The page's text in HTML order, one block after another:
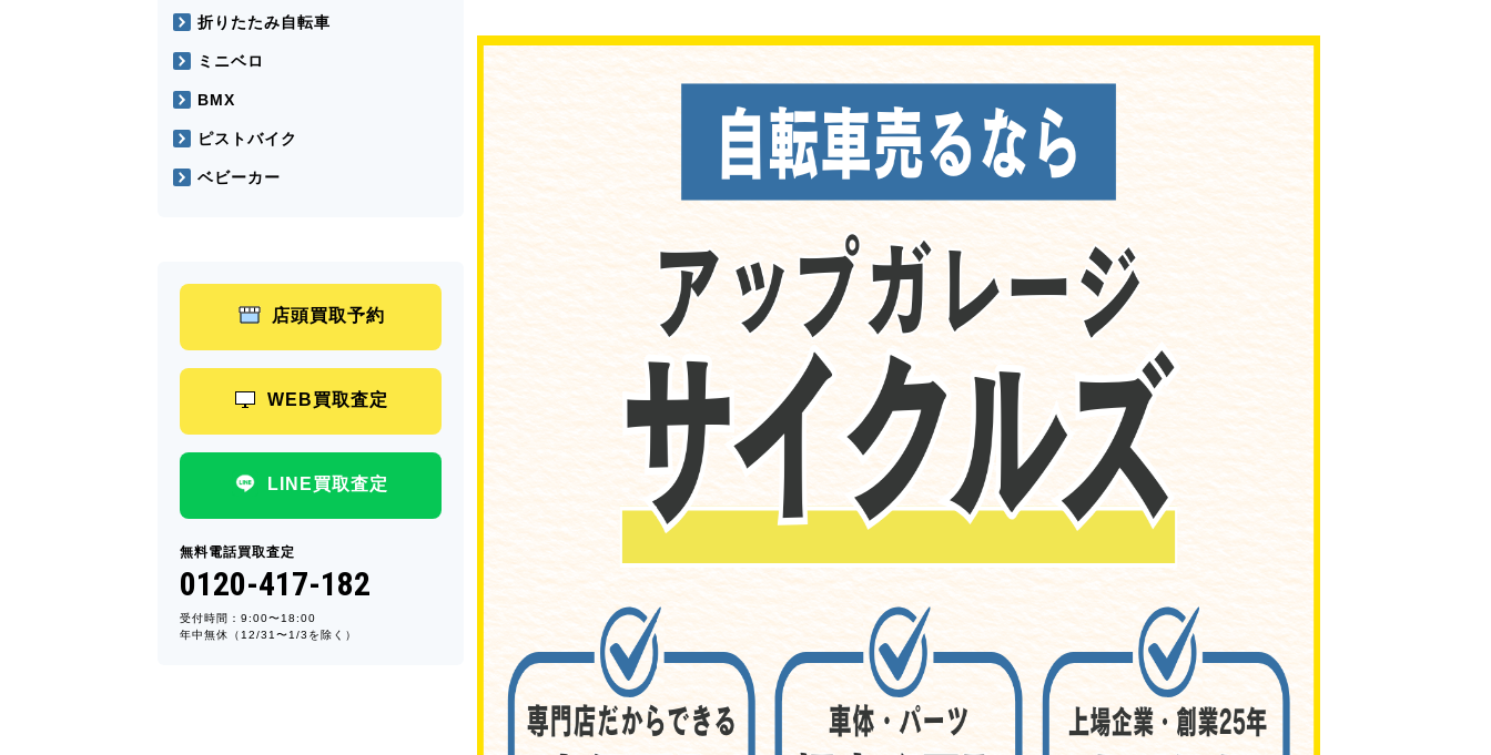
折りたたみ自転車
ミニベロ
BMX
ピストバイク
ベビーカー
店頭買取予約
WEB買取査定
LINE買取査定
無料電話買取査定
0120-417-182
受付時間：9:00〜18:00
年中無休（12/31〜1/3を除く）